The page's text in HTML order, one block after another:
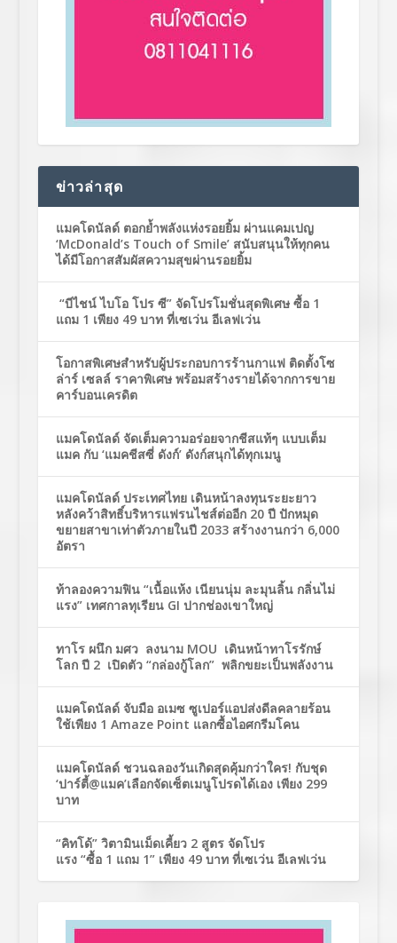
ข่าวล่าสุด
แมคโดนัลด์ ตอกย้ำพลังแห่งรอยยิ้ม ผ่านแคมเปญ
‘McDonald’s Touch of Smile’ สนับสนุนให้ทุกคน
ได้มีโอกาสสัมผัสความสุขผ่านรอยยิ้ม
“บีไชน์ ไบโอ โปร ซี” จัดโปรโมชั่นสุดพิเศษ ซื้อ 1
แถม 1 เพียง 49 บาท ที่เซเว่น อีเลฟเว่น
โอกาสพิเศษสำหรับผู้ประกอบการร้านกาแฟ ติดตั้งโซ
ล่าร์ เซลล์ ราคาพิเศษ พร้อมสร้างรายได้จากการขาย
คาร์บอนเครดิต
แมคโดนัลด์ จัดเต็มความอร่อยจากชีสแท้ๆ แบบเต็ม
แมค กับ ‘แมคชีสซี่ ดังก์’ ดังก์สนุกได้ทุกเมนู
แมคโดนัลด์ ประเทศไทย เดินหน้าลงทุนระยะยาว
หลังคว้าสิทธิ์บริหารแฟรนไชส์ต่ออีก 20 ปี ปักหมุด
ขยายสาขาเท่าตัวภายในปี 2033 สร้างงานกว่า 6,000
อัตรา
ท้าลองความฟิน “เนื้อแห้ง เนียนนุ่ม ละมุนลิ้น กลิ่นไม่
แรง” เทศกาลทุเรียน GI ปากช่องเขาใหญ่
ทาโร ผนึก มศว ลงนาม MOU เดินหน้าทาโรรักษ์
โลก ปี 2 เปิดตัว “กล่องกู้โลก” พลิกขยะเป็นพลังงาน
แมคโดนัลด์ จับมือ อเมซ ซูเปอร์แอปส่งดีลคลายร้อน
ใช้เพียง 1 Amaze Point แลกซื้อไอศกรีมโคน
แมคโดนัลด์ ชวนฉลองวันเกิดสุดคุ้มกว่าใคร! กับชุด
‘ปาร์ตี้@แมค’เลือกจัดเซ็ตเมนูโปรดได้เอง เพียง 299
บาท
“คิทโด้” วิตามินเม็ดเคี้ยว 2 สูตร จัดโปร
แรง “ซื้อ 1 แถม 1” เพียง 49 บาท ที่เซเว่น อีเลฟเว่น